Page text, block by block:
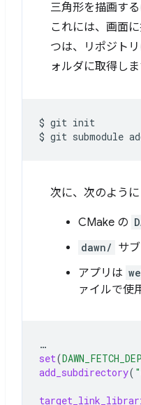
三角形を描画す
これには、画面
つは、リポジト
ォルダに取得しま
$ git init
$ git submodule
次に、次のように
CMake の
dawn/ サ
アプリは
ァイルで使
…
set(
add_subdirectory(